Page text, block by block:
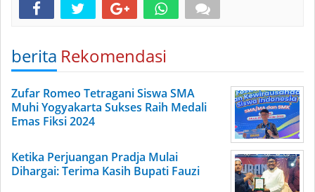
berita Rekomendasi
Zufar Romeo Tetragani Siswa SMA
Muhi Yogyakarta Sukses Raih Medali
Emas Fiksi 2024
Ketika Perjuangan Pradja Mulai
Dihargai: Terima Kasih Bupati Fauzi